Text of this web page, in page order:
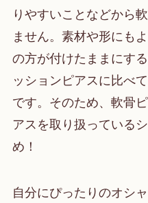
りやすいことなどから
ません。素材や形にも
の方が付けたままにす
ッションピアスに比べ
です。そのため、軟骨
アスを取り扱っている
め！
自分にぴったりのオシ